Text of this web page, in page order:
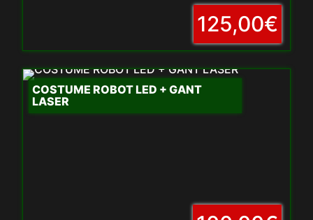
125,00€
COSTUME ROBOT LED + GANT
LASER